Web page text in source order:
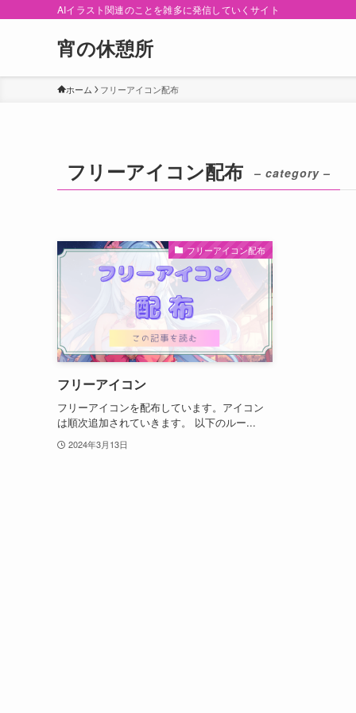
AIイラスト関連のことを雑多に発信していくサイト
宵の休憩所
ホーム フリーアイコン配布
フリーアイコン配布 – category –
フリーアイコン配布
フリーアイコン
フリーアイコンを配布しています。アイコン
は順次追加されていきます。 以下のルー...
2024年3月13日